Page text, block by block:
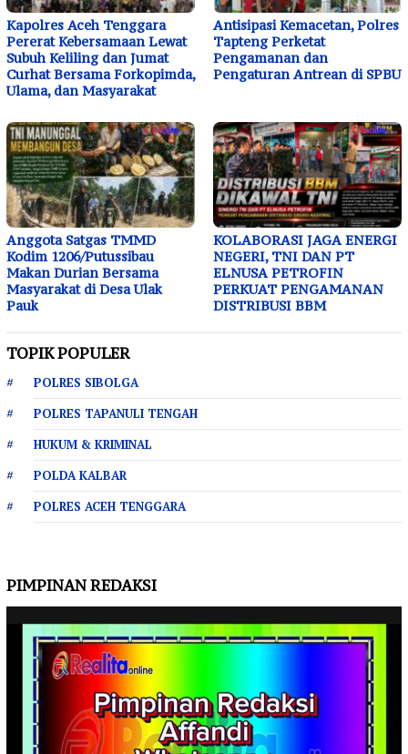
Kapolres Aceh Tenggara
Pererat Kebersamaan Lewat
Subuh Keliling dan Jumat
Curhat Bersama Forkopimda,
Ulama, dan Masyarakat
Antisipasi Kemacetan, Polres
Tapteng Perketat
Pengamanan dan
Pengaturan Antrean di SPBU
Anggota Satgas TMMD
Kodim 1206/Putussibau
Makan Durian Bersama
Masyarakat di Desa Ulak
Pauk
KOLABORASI JAGA ENERGI
NEGERI, TNI DAN PT
ELNUSA PETROFIN
PERKUAT PENGAMANAN
DISTRIBUSI BBM
TOPIK POPULER
POLRES SIBOLGA
POLRES TAPANULI TENGAH
HUKUM & KRIMINAL
POLDA KALBAR
POLRES ACEH TENGGARA
PIMPINAN REDAKSI